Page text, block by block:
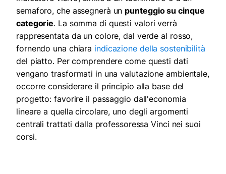
semaforo, che assegnerà un punteggio su cinque
categorie. La somma di questi valori verrà
rappresentata da un colore, dal verde al rosso,
fornendo una chiara indicazione della sostenibilità
del piatto. Per comprendere come questi dati
vengano trasformati in una valutazione ambientale,
occorre considerare il principio alla base del
progetto: favorire il passaggio dall'economia
lineare a quella circolare, uno degli argomenti
centrali trattati dalla professoressa Vinci nei suoi
corsi.